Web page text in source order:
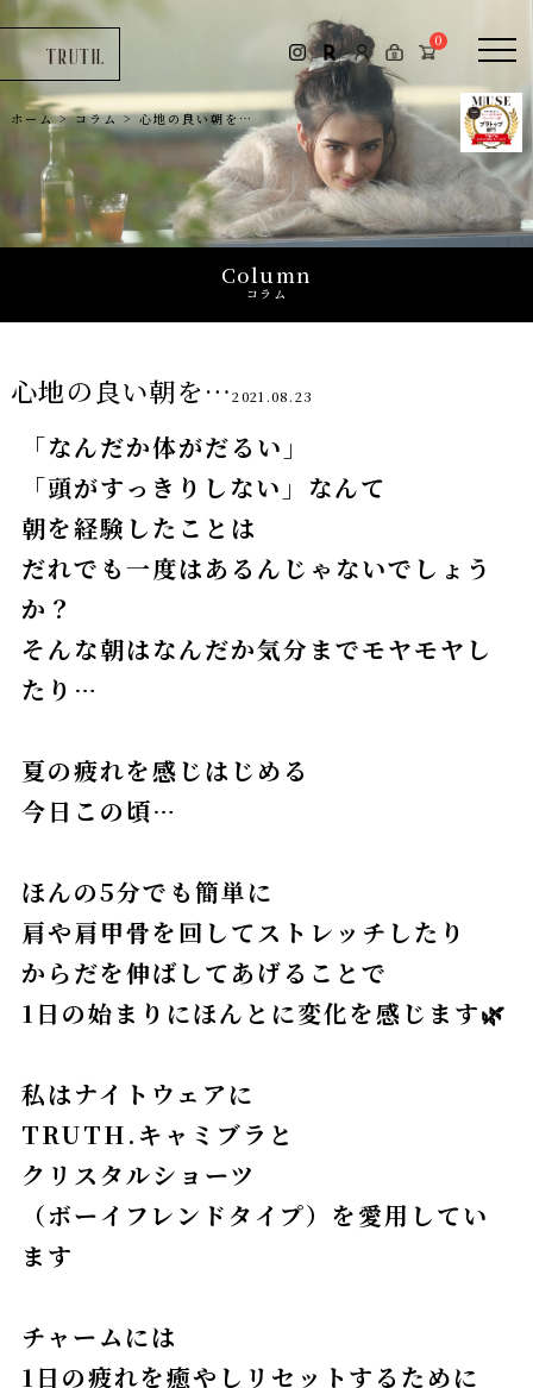
お問い合わせ
0
0
ホーム>コラム>心地の良い朝を…
Column
コラム
心地の良い朝を…2021.08.23
「なんだか体がだるい」
「頭がすっきりしない」なんて
朝を経験したことは
だれでも一度はあるんじゃないでしょう
か？
そんな朝はなんだか気分までモヤモヤし
たり…
夏の疲れを感じはじめる
今日この頃…
ほんの5分でも簡単に
肩や肩甲骨を回してストレッチしたり
からだを伸ばしてあげることで
1日の始まりにほんとに変化を感じます🌿
私はナイトウェアに
TRUTH.キャミブラと
クリスタルショーツ
（ボーイフレンドタイプ）を愛用してい
ます
チャームには
1日の疲れを癒やしリセットするために